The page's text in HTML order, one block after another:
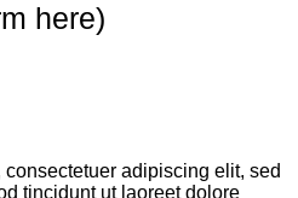
here)
adipiscing elit, sed
tincidunt ut laoreet dolore